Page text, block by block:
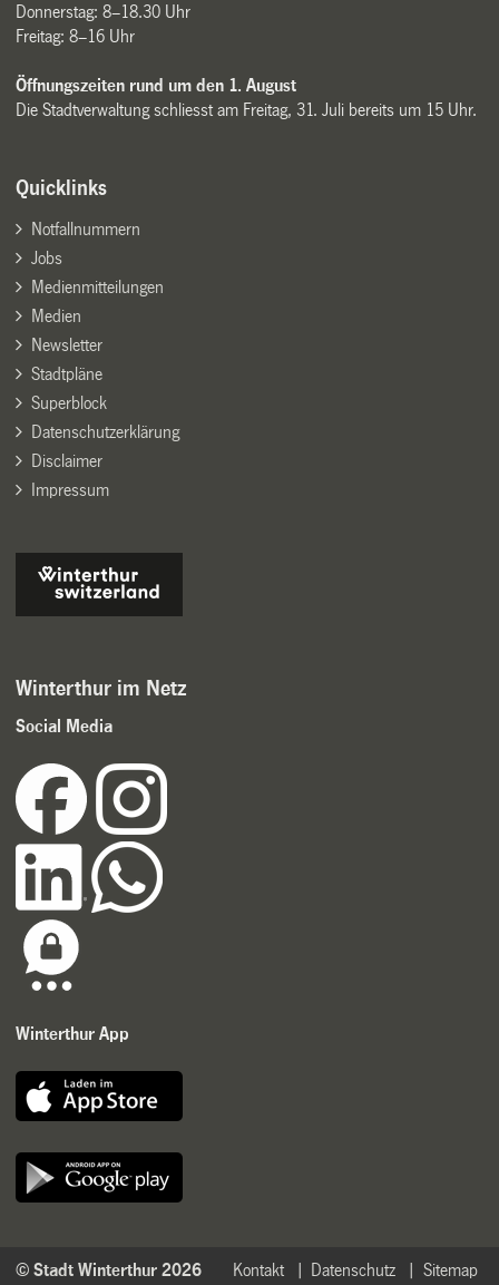
Donnerstag: 8–18.30 Uhr
Freitag: 8–16 Uhr
Öffnungszeiten rund um den 1. August
Die Stadtverwaltung schliesst am Freitag, 31. Juli bereits um 15 Uhr.
Quicklinks
Notfallnummern
Jobs
Medienmitteilungen
Medien
Newsletter
Stadtpläne
Superblock
Datenschutzerklärung
Disclaimer
Impressum
Winterthur im Netz
Social Media
Winterthur App
Sitemap
Datenschutz
Kontakt
© Stadt Winterthur 2026